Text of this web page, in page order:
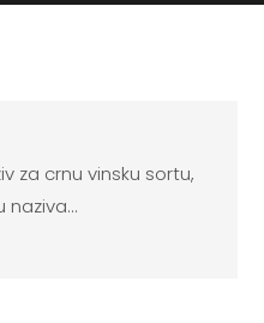
za crnu vinsku sortu,